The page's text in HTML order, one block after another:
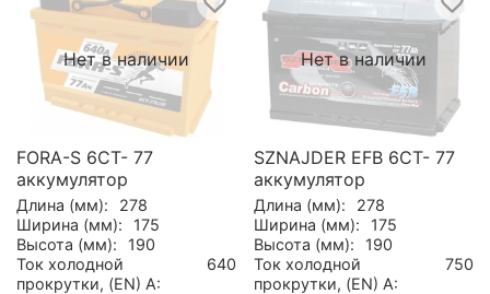
Нет в наличии
FORA-S 6CT- 77
аккумулятор
Длина (мм):
278
Ширина (мм):
175
Высота (мм):
190
Ток холодной
прокрутки, (EN) А:
640
Нет в наличии
SZNAJDER EFB 6СТ- 77
аккумулятор
Длина (мм):
278
Ширина (мм):
175
Высота (мм):
190
Ток холодной
прокрутки, (EN) А:
750